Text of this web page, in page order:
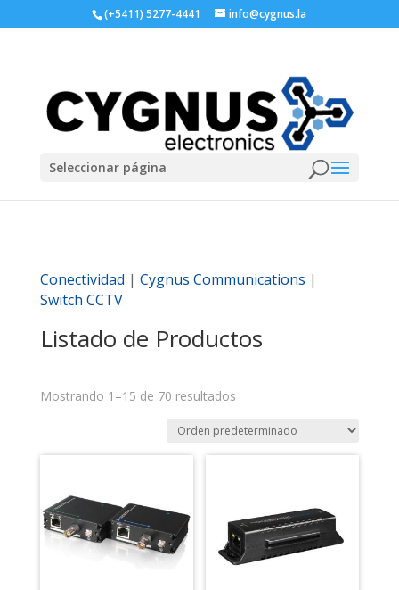
(+5411) 5277-4441 info@cygnus.la
Seleccionar página
Conectividad | Cygnus Communications |
Switch CCTV
Listado de Productos
Mostrando 1–15 de 70 resultados